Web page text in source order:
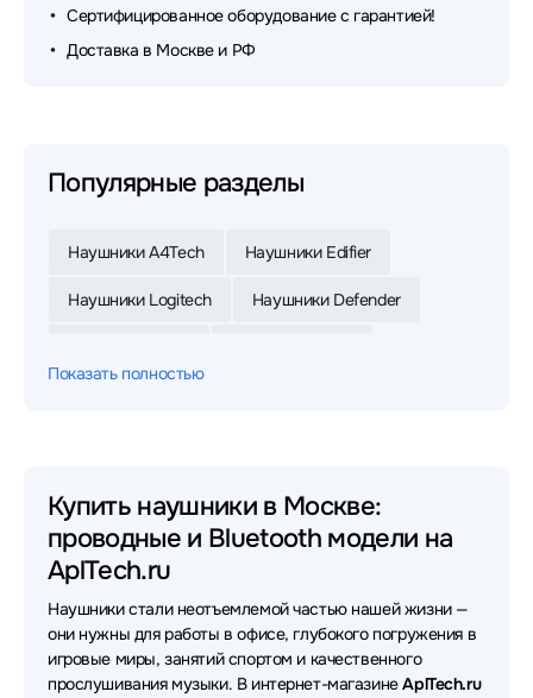
Сертифицированное оборудование с гарантией!
Доставка в Москве и РФ
Популярные разделы
Наушники A4Tech Наушники Edifier
Наушники Logitech Наушники Defender
Наушники Oklick Наушники Sven
Наушники MONSTER
Наушники Apple Наушники Asus
Наушники FiiO Наушники Sennheiser
Показать полностью
Купить наушники в Москве:
проводные и Bluetooth модели на
AplTech.ru
Наушники стали неотъемлемой частью нашей жизни —
они нужны для работы в офисе, глубокого погружения в
игровые миры, занятий спортом и качественного
прослушивания музыки. В интернет-магазинеAplTech.ru